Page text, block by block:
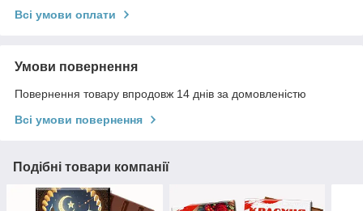
Всі умови оплати
Умови повернення
Повернення товару впродовж 14 днів за домовленістю
Всі умови повернення
Подібні товари компанії